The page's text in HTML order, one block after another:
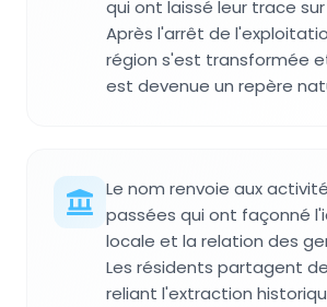
qui ont laissé leur trace
Après l'arrêt de
région s'est transformée
est devenue un repère
Le nom renvoie aux
passées qui ont façonné
locale et la relation des
Les résidents partagent
reliant l'extraction